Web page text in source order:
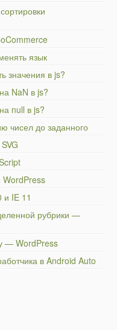
язык
значения в js?
NaN в js?
null в js?
чисел до заданного
WordPress
и IE 11
рубрики —
— WordPress
в Android Auto